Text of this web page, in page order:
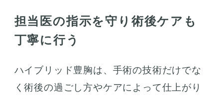
担当医の指示を守り術後ケアも
丁寧に行う
ハイブリッド豊胸は、手術の技術だけでな
く術後の過ごし方やケアによって仕上がり